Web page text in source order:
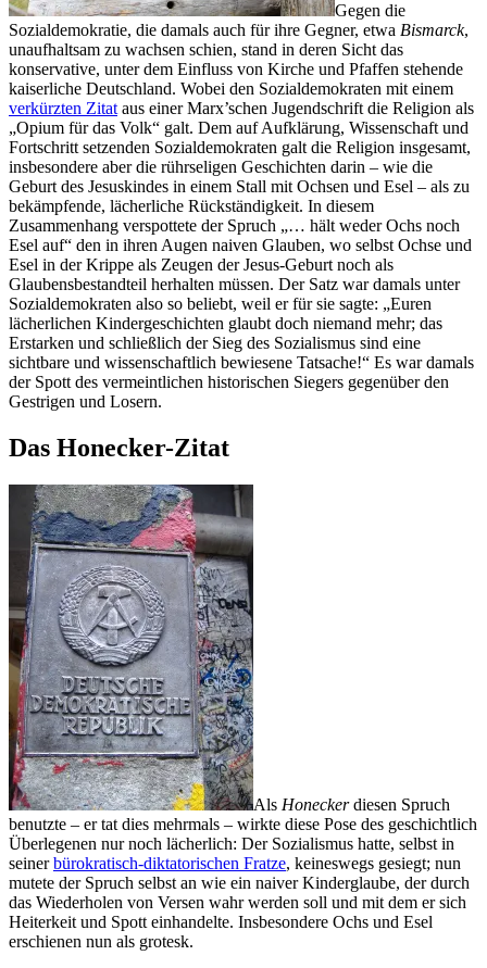
Gegen die
Sozialdemokratie, die damals auch für ihre Gegner, etwa Bismarck,
unaufhaltsam zu wachsen schien, stand in deren Sicht das
konservative, unter dem Einfluss von Kirche und Pfaffen stehende
kaiserliche Deutschland. Wobei den Sozialdemokraten mit einem
verkürzten Zitat aus einer Marx’schen Jugendschrift die Religion als
„Opium für das Volk“ galt. Dem auf Aufklärung, Wissenschaft und
Fortschritt setzenden Sozialdemokraten galt die Religion insgesamt,
insbesondere aber die rührseligen Geschichten darin – wie die
Geburt des Jesuskindes in einem Stall mit Ochsen und Esel – als zu
bekämpfende, lächerliche Rückständigkeit. In diesem
Zusammenhang verspottete der Spruch „… hält weder Ochs noch
Esel auf“ den in ihren Augen naiven Glauben, wo selbst Ochse und
Esel in der Krippe als Zeugen der Jesus-Geburt noch als
Glaubensbestandteil herhalten müssen. Der Satz war damals unter
Sozialdemokraten also so beliebt, weil er für sie sagte: „Euren
lächerlichen Kindergeschichten glaubt doch niemand mehr; das
Erstarken und schließlich der Sieg des Sozialismus sind eine
sichtbare und wissenschaftlich bewiesene Tatsache!“ Es war damals
der Spott des vermeintlichen historischen Siegers gegenüber den
Gestrigen und Losern.
Das Honecker-Zitat
Als Honeckerdiesen Spruch
benutzte – er tat dies mehrmals – wirkte diese Pose des geschichtlich
Überlegenen nur noch lächerlich: Der Sozialismus hatte, selbst in
seinerbürokratisch-diktatorischen Fratze, keineswegs gesiegt; nun
mutete der Spruch selbst an wie ein naiver Kinderglaube, der durch
das Wiederholen von Versen wahr werden soll und mit dem er sich
Heiterkeit und Spott einhandelte. Insbesondere Ochs und Esel
erschienen nun als grotesk.